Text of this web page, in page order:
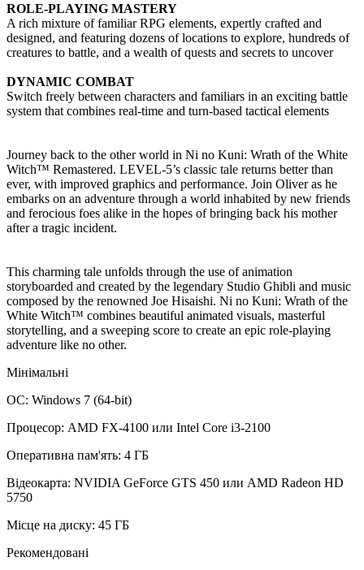
ROLE-PLAYING MASTERY
A rich mixture of familiar RPG elements, expertly crafted and
designed, and featuring dozens of locations to explore, hundreds of
creatures to battle, and a wealth of quests and secrets to uncover
DYNAMIC COMBAT
Switch freely between characters and familiars in an exciting battle
system that combines real-time and turn-based tactical elements
Journey back to the other world in Ni no Kuni: Wrath of the White
Witch™ Remastered. LEVEL-5’s classic tale returns better than
ever, with improved graphics and performance. Join Oliver as he
embarks on an adventure through a world inhabited by new friends
and ferocious foes alike in the hopes of bringing back his mother
after a tragic incident.
This charming tale unfolds through the use of animation
storyboarded and created by the legendary Studio Ghibli and music
composed by the renowned Joe Hisaishi. Ni no Kuni: Wrath of the
White Witch™ combines beautiful animated visuals, masterful
storytelling, and a sweeping score to create an epic role-playing
adventure like no other.
Мінімальні
ОС: Windows 7 (64-bit)
Процесор: AMD FX-4100 или Intel Core i3-2100
Оперативна пам'ять: 4 ГБ
Відеокарта: NVIDIA GeForce GTS 450 или AMD Radeon HD
5750
Місце на диску: 45 ГБ
Рекомендовані